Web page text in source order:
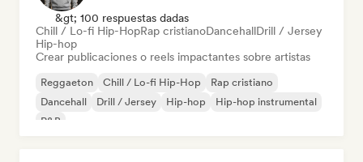
&gt; 100 respuestas dadas
Chill / Lo-fi Hip-HopRap cristianoDancehallDrill / Jersey
Hip-hop
Crear publicaciones o reels impactantes sobre artistas
Reggaeton Chill / Lo-fi Hip-Hop
Rap cristiano
Dancehall
Drill / Jersey Hip-hop
Hip-hop instrumental
R&B